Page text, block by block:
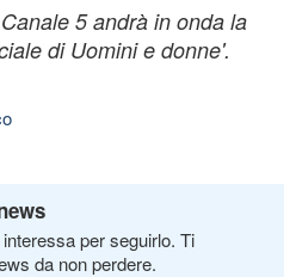
5 andrà in onda la
di Uomini e donne'.
per seguirlo. Ti
da non perdere.